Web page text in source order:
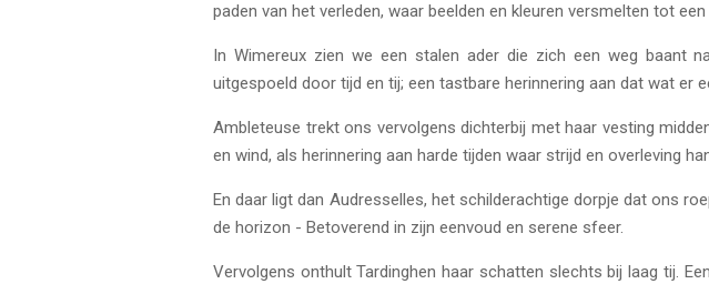
paden van het verleden, waar beelden en kleuren versmelten tot
In Wimereux zien we een stalen ader die zich een weg baant
uitgespoeld door tijd en tij; een tastbare herinnering aan dat wat er
Ambleteuse trekt ons vervolgens dichterbij met haar vesting
en wind, als herinnering aan harde tijden waar strijd en overleving
En daar ligt dan Audresselles, het schilderachtige dorpje dat ons
de horizon - Betoverend in zijn eenvoud en serene sfeer.
Vervolgens onthult Tardinghen haar schatten slechts bij laag tij.